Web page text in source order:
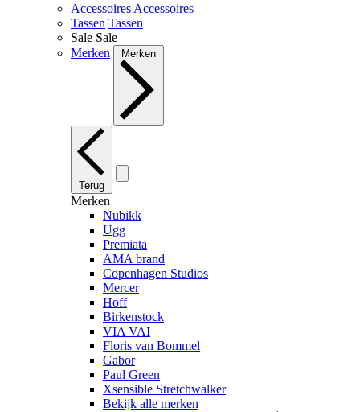
Accessoires Accessoires
Tassen Tassen
Sale Sale
Merken
Merken
Terug
Merken
Nubikk
Ugg
Premiata
AMA brand
Copenhagen Studios
Mercer
Hoff
Birkenstock
VIA VAI
Floris van Bommel
Gabor
Paul Green
Xsensible Stretchwalker
Bekijk alle merken